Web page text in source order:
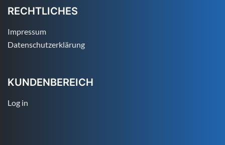
RECHTLICHES
Impressum
Datenschutzerklärung
KUNDENBEREICH
Log in